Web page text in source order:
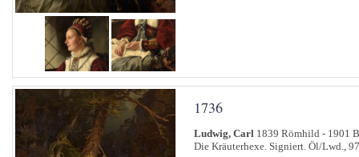
1736
Ludwig, Carl 1839 Römhild - 1901
Die Kräuterhexe. Signiert. Öl/Lwd.,